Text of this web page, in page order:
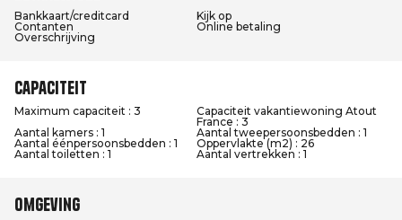
Bankkaart/creditcard
Kijk op
Contanten
Online betaling
Overschrijving
Capaciteit
Maximum capaciteit : 3
Capaciteit vakantiewoning Atout
France : 3
Aantal kamers : 1
Aantal tweepersoonsbedden : 1
Aantal éénpersoonsbedden : 1
Oppervlakte (m2) : 26
Aantal toiletten : 1
Aantal vertrekken : 1
Omgeving